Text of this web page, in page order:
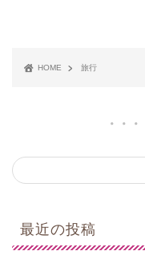
HOME 旅行
最近の投稿